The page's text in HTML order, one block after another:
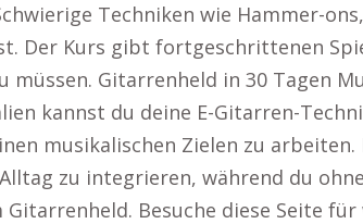
Techniken wie Hammer-
Der Kurs gibt fortgeschrittenen
Gitarrenheld in 30 Tagen
kannst du deine E-Gitarren-
musikalischen Zielen zu
zu integrieren, während du
Besuche diese Seite